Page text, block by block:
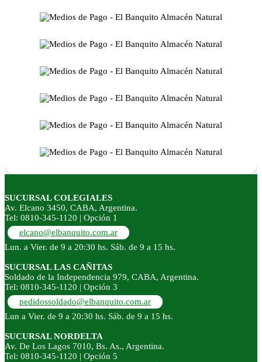
SUCURSAL COLEGIALES
Av. Elcano 3450, CABA, Argentina.
Tel: 0810-345-1120 | Opción 1
elcano@elbanquito.com.ar
Lun. a Vier. de 9 a 20:30 hs. Sáb. de 9 a 15 hs.
SUCURSAL LAS CAÑITAS
Soldado de la Independencia 979, CABA, Argentina.
Tel: 0810-345-1120 | Opción 3
pedidossoldado@elbanquito.com.ar
Lun a Vier. de 9 a 20:30 hs. Sáb. de 9 a 15 hs.
SUCURSAL NORDELTA
Av. De Los Lagos 7010, Bs. As., Argentina.
Tel: 0810-345-1120 | Opción 5